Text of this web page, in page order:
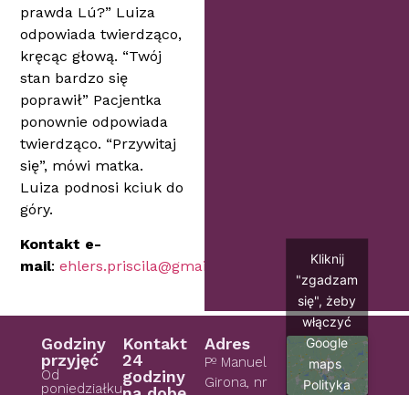
prawda Lú?” Luiza
odpowiada twierdząco,
kręcąc głową. “Twój
stan bardzo się
poprawił” Pacjentka
ponownie odpowiada
twierdząco. “Przywitaj
się”, mówi matka.
Luiza podnosi kciuk do
góry.
Kontakt e-
mail:ehlers.priscila@gmail.com
Godziny
przyjęć
Od
poniedziałku
Kontakt
24
godziny
Adres
Pº Manuel
Girona, nr
Kliknij
"zgadzam
się", żeby
włączyć
Google
maps
Polityka